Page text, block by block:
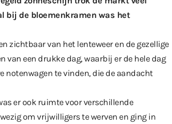
bij de bloemenkramen was het
zichtbaar van het lenteweer en de gezellige
een drukke dag, waarbij er de hele dag
notenwagen te vinden, die de aandacht
er ook ruimte voor verschillende
om vrijwilligers te werven en ging in